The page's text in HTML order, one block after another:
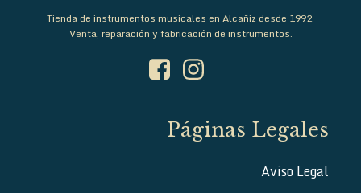
Tienda de instrumentos musicales en Alcañiz desde 1992.
Venta, reparación y fabricación de instrumentos.
Páginas Legales
Aviso Legal